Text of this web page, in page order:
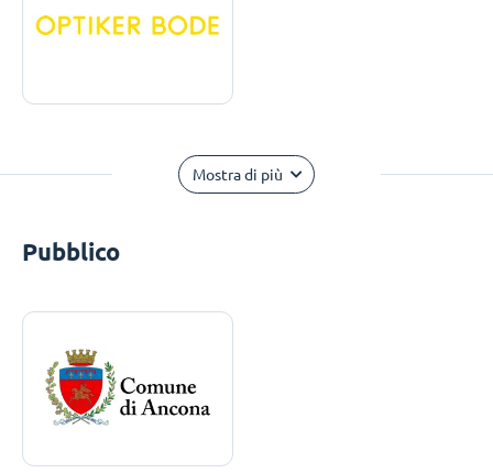
Mostra di più
Pubblico